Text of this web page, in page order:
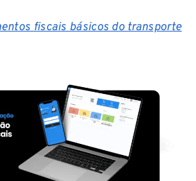
fiscais básicos do transporte